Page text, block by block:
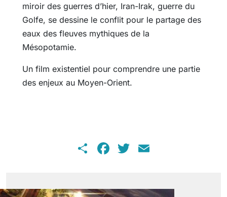
miroir des guerres d’hier, Iran-Irak, guerre du
Golfe, se dessine le conflit pour le partage des
eaux des fleuves mythiques de la
Mésopotamie.
Un film existentiel pour comprendre une partie
des enjeux au Moyen-Orient.
ShareFacebook
Twitter